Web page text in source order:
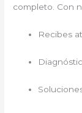
completo. Con
Recibes